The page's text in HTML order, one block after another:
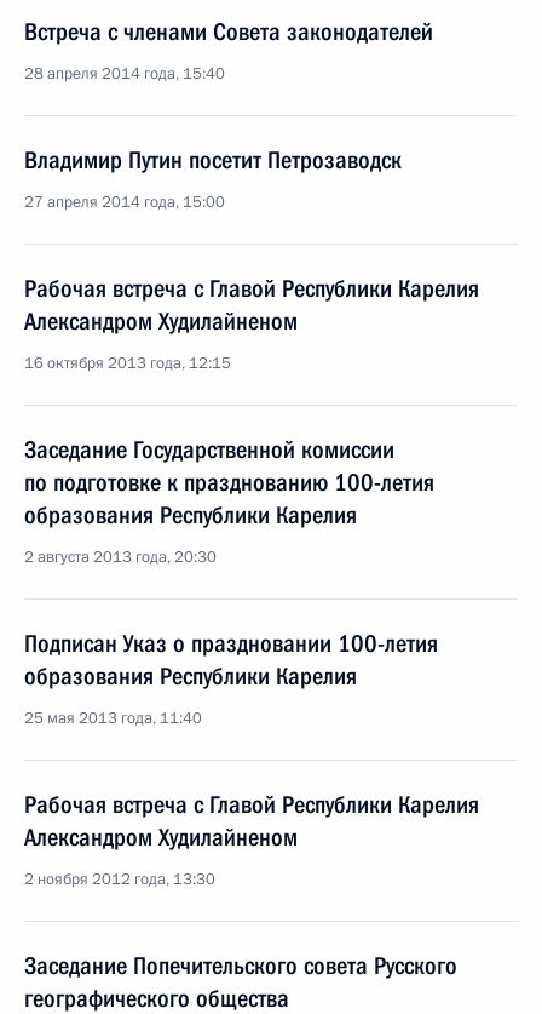
Встреча с членами Совета законодателей
28 апреля 2014 года, 15:40
Владимир Путин посетит Петрозаводск
27 апреля 2014 года, 15:00
Рабочая встреча с Главой Республики Карелия
Александром Худилайненом
16 октября 2013 года, 12:15
Заседание Государственной комиссии
по подготовке к празднованию 100-летия
образования Республики Карелия
2 августа 2013 года, 20:30
Подписан Указ о праздновании 100-летия
образования Республики Карелия
25 мая 2013 года, 11:40
Рабочая встреча с Главой Республики Карелия
Александром Худилайненом
2 ноября 2012 года, 13:30
Заседание Попечительского совета Русского
географического общества